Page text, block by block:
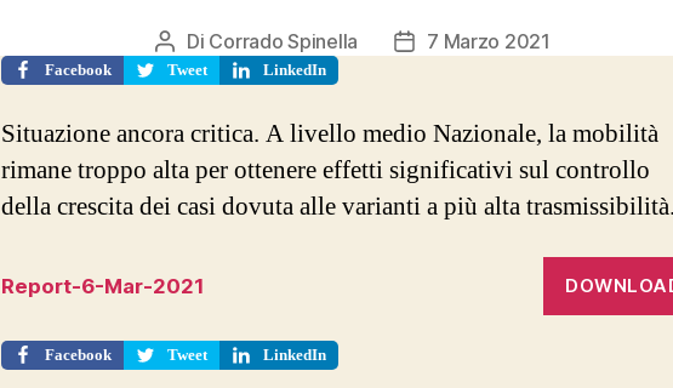
Autore
articolo
Di Corrado Spinella
Data7 Marzo 2021
Facebook Tweet LinkedIn
Situazione ancora critica. A livello medio Nazionale, la mobilità
rimane troppo alta per ottenere effetti significativi sul controllo
della crescita dei casi dovuta alle varianti a più alta trasmissibilità.
Report-6-Mar-2021
Facebook Tweet LinkedIn